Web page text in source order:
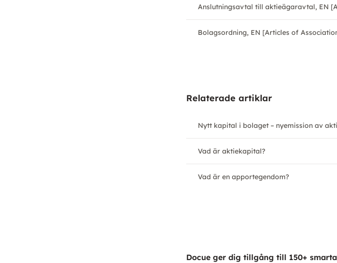
Anslutningsavtal till aktieägaravtal, EN
Bolagsordning, EN [Articles of
Relaterade artiklar
Nytt kapital i bolaget – nyemission av
Vad är aktiekapital?
Vad är en apportegendom?
Docue ger dig tillgång till 150+